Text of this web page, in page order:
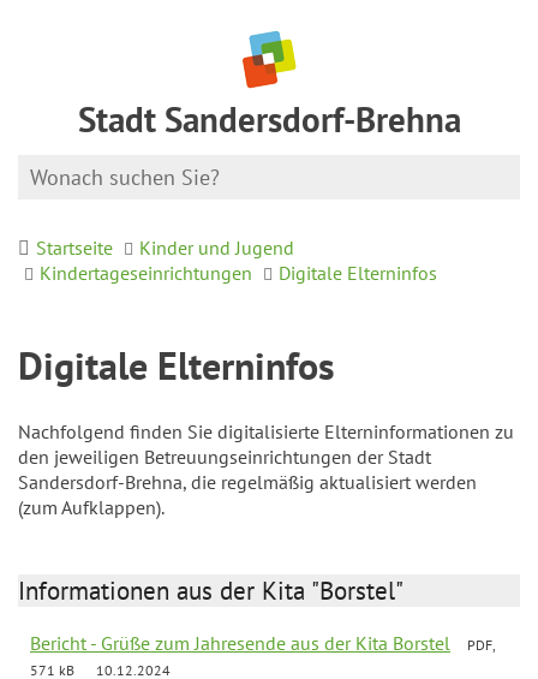
Stadt Sandersdorf-Brehna
Startseite
Kinder und Jugend
Kindertageseinrichtungen
Digitale Elterninfos
Digitale Elterninfos
Nachfolgend finden Sie digitalisierte Elterninformationen zu
den jeweiligen Betreuungseinrichtungen der Stadt
Sandersdorf-Brehna, die regelmäßig aktualisiert werden
(zum Aufklappen).
Informationen aus der Kita "Borstel"
Bericht - Grüße zum Jahresende aus der Kita Borstel
PDF,
571 kB
10.12.2024